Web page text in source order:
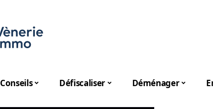
Conseils Défiscaliser Déménager